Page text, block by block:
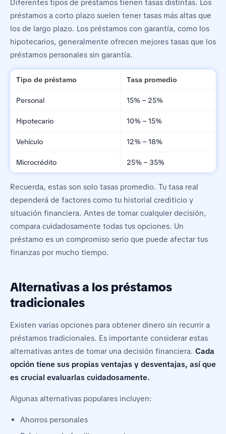
Diferentes tipos de préstamos tienen tasas distintas. Los
préstamos a corto plazo suelen tener tasas más altas que
los de largo plazo. Los préstamos con garantía, como los
hipotecarios, generalmente ofrecen mejores tasas que los
préstamos personales sin garantía.
Tipo de préstamo Tasa promedio
Personal 15% – 25%
Hipotecario 10% – 15%
Vehículo 12% – 18%
Microcrédito 25% – 35%
Recuerda, estas son solo tasas promedio. Tu tasa real
dependerá de factores como tu historial crediticio y
situación financiera. Antes de tomar cualquier decisión,
compara cuidadosamente todas tus opciones. Un
préstamo es un compromiso serio que puede afectar tus
finanzas por mucho tiempo.
Alternativas a los préstamos
tradicionales
Existen varias opciones para obtener dinero sin recurrir a
préstamos tradicionales. Es importante considerar estas
alternativas antes de tomar una decisión financiera. Cada
opción tiene sus propias ventajas y desventajas, así que
es crucial evaluarlas cuidadosamente.
Algunas alternativas populares incluyen:
Ahorros personales